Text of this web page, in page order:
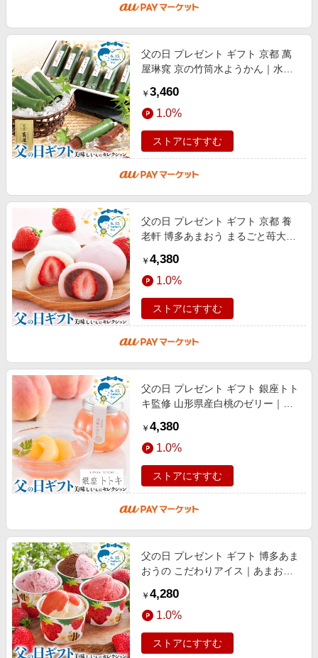
父の日 プレゼント ギフト 京都 萬
屋琳窕 京の竹筒水ようかん｜水よ
日〜6月15日※日付指定不可】食品
贈
￥ 3,460
1.0%
ストアにすすむ
父の日 プレゼント ギフト 京都 養
老軒 博多あまおう まるごと苺大福
ッセージブーケ付｜お届け期間【6
￥ 4,380
1.0%
ストアにすすむ
父の日 プレゼント ギフト 銀座トト
キ監修 山形県産白桃のゼリー｜白
ーケ付｜お届け期間【6月12日〜6
月1
￥ 4,380
1.0%
ストアにすすむ
父の日 プレゼント ギフト 博多あま
おうの こだわりアイス｜あまおう
ームチーズ･あまおうシャーベット
￥ 4,280
1.0%
ストアにすすむ